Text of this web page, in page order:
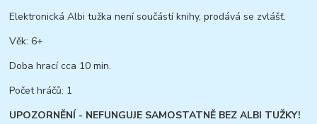
Elektronická Albi tužka není součástí knihy, prodává se zvlášť.
Věk: 6+
Doba hrací cca 10 min.
Počet hráčů: 1
UPOZORNĚNÍ - NEFUNGUJE SAMOSTATNĚ BEZ ALBI TUŽKY!